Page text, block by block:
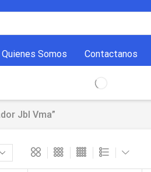
Quienes Somos Contactanos
Jbl Vma”